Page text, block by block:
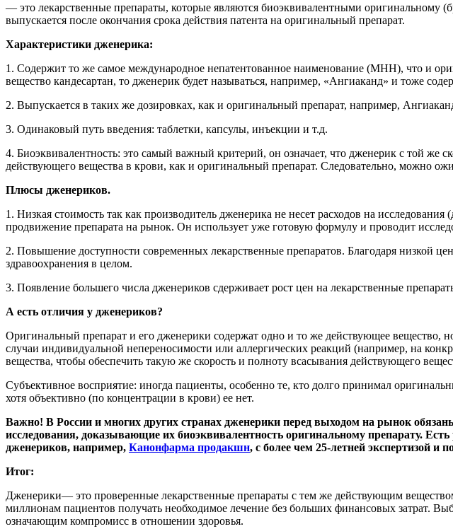
— это лекарственные препараты, которые являются биоэквивалентными оригинальному
выпускается после окончания срока действия патента на оригинальный препарат.
Характеристики дженерика:
1. Содержит то же самое международное непатентованное наименование (МНН), что и
вещество кандесартан, то дженерик будет называться, например, «Ангиаканд» и тоже
2. Выпускается в таких же дозировках, как и оригинальный препарат, например,
3. Одинаковый путь введения: таблетки, капсулы, инъекции и т.д.
4. Биоэквивалентность: это самый важный критерий, он означает, что дженерик с той же
действующего вещества в крови, как и оригинальный препарат. Следовательно, можно
Плюсы дженериков.
1. Низкая стоимость так как производитель дженерика не несет расходов на
продвижение препарата на рынок. Он использует уже готовую формулу и проводит
2. Повышение доступности современных лекарственные препаратов. Благодаря низкой
здравоохранения в целом.
3. Появление большего числа дженериков сдерживает рост цен на лекарственные
А есть отличия у дженериков?
Оригинальный препарат и его дженерики содержат одно и то же действующее вещество,
случаи индивидуальной непереносимости или аллергических реакций (например, на
вещества, чтобы обеспечить такую же скорость и полноту всасывания действующего
Субъективное восприятие: иногда пациенты, особенно те, кто долго принимал
хотя объективно (по концентрации в крови) ее нет.
Важно! В России и многих других странах дженерики перед выходом на рынок
исследования, доказывающие их биоэквивалентность оригинальному препарату.
дженериков, например, Канонфарма продакшн, с более чем 25-летней экспертизой и
Итог:
Дженерики— это проверенные лекарственные препараты с тем же действующим
миллионам пациентов получать необходимое лечение без больших финансовых затрат.
означающим компромисс в отношении здоровья.